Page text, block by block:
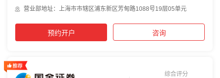
营业部地址：上海市市辖区浦东新区芳甸路1088号19层05单元
预约开户 咨询
综合评分